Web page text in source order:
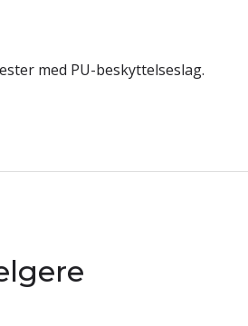
med PU-beskyttelseslag.